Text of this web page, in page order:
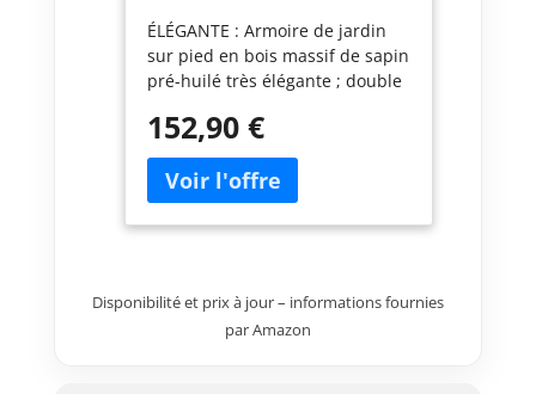
ÉLÉGANTE : Armoire de jardin
sur pied en bois massif de sapin
pré-huilé très élégante ; double
ESPACE DE RANGEMENT :
Remise pour outils extérieure
design dispose d'un espace de
rangement spacieux avec 1
étagère réglable en hauteur qui
d'outils et d'accessoires que
possible SÉCURITÉ OPTIMALE :
152,90 €
Disponibilité et prix à jour – informations fournies
par Amazon